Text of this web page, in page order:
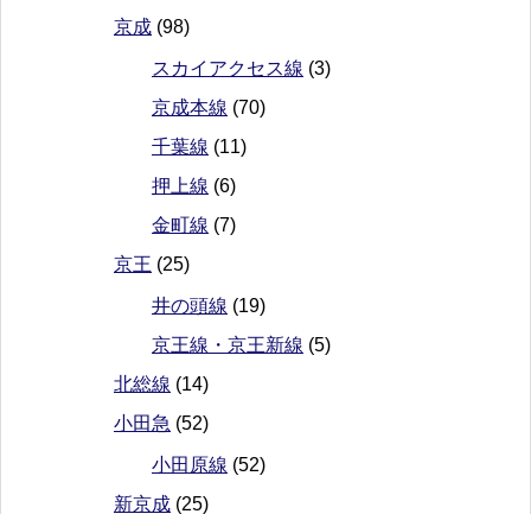
京成 (98)
スカイアクセス線 (3)
京成本線 (70)
千葉線 (11)
押上線 (6)
金町線 (7)
京王 (25)
井の頭線 (19)
京王線・京王新線 (5)
北総線 (14)
小田急 (52)
小田原線 (52)
新京成 (25)